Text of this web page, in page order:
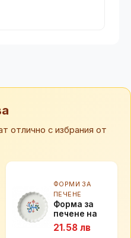
отлично с избрания от
ФОРМИ ЗА
ПЕЧЕНЕ
Форма за
печене на
тарт DUKA
LILYA 30 см.
21.58 лв